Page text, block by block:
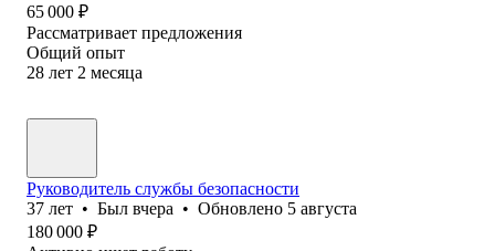
65 000 ₽
Рассматривает предложения
Общий опыт
28 лет 2 месяца
Руководитель службы безопасности
37 лет • Был вчера • Обновлено 5 августа
180 000 ₽